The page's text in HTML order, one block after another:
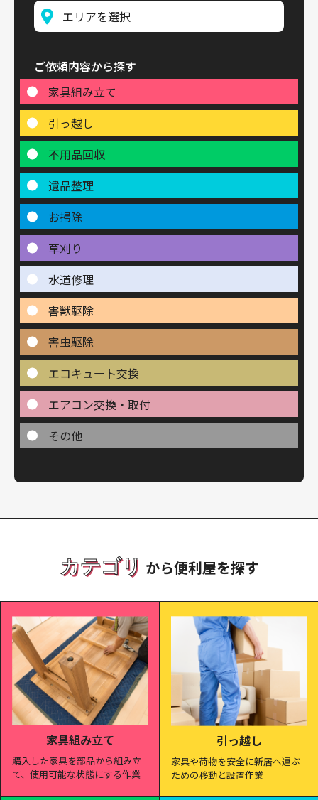
ご依頼内容から探す
家具組み立て
引っ越し
不用品回収
遺品整理
お掃除
草刈り
水道修理
害獣駆除
害虫駆除
エコキュート交換
エアコン交換・取付
その他
カテゴリ から便利屋を探す
家具組み立て
購入した家具を部品から組み立
て、使用可能な状態にする作業
引っ越し
家具や荷物を安全に新居へ運ぶ
ための移動と設置作業